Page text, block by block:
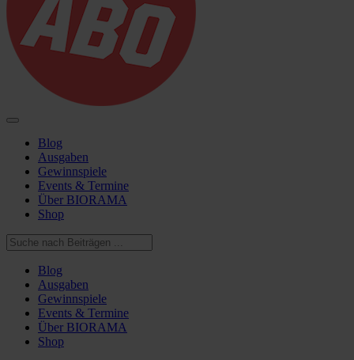
Blog
Ausgaben
Gewinnspiele
Events & Termine
Über BIORAMA
Shop
Blog
Ausgaben
Gewinnspiele
Events & Termine
Über BIORAMA
Shop